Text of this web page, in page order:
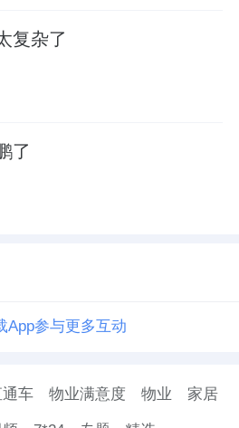
复杂了
了
App参与更多互动
车 物业满意度 物业 家居